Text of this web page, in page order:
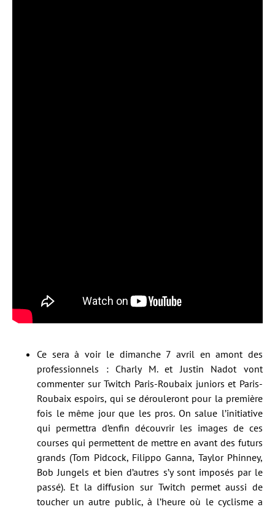
Ce sera à voir le dimanche 7 avril en amont des
professionnels : Charly M. et Justin Nadot vont
commenter sur Twitch Paris-Roubaix juniors et Paris-
Roubaix espoirs, qui se dérouleront pour la première
fois le même jour que les pros. On salue l’initiative
qui permettra d’enfin découvrir les images de ces
courses qui permettent de mettre en avant des futurs
grands (Tom Pidcock, Filippo Ganna, Taylor Phinney,
Bob Jungels et bien d’autres s’y sont imposés par le
passé). Et la diffusion sur Twitch permet aussi de
toucher un autre public, à l’heure où le cyclisme a